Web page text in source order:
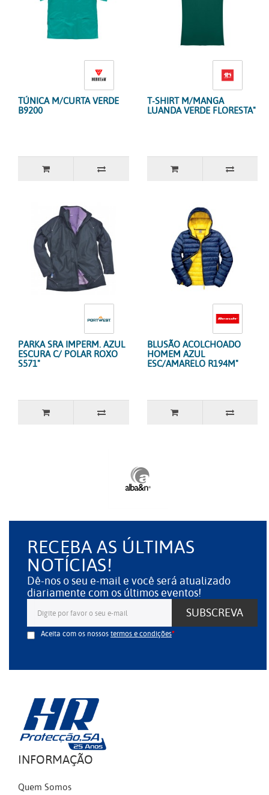
TÚNICA M/CURTA VERDE
B9200
T-SHIRT M/MANGA
LUANDA VERDE FLORESTA"
PARKA SRA IMPERM. AZUL
ESCURA C/ POLAR ROXO
S571"
BLUSÃO ACOLCHOADO
HOMEM AZUL
ESC/AMARELO R194M"
RECEBA AS ÚLTIMAS
NOTÍCIAS!
Dê-nos o seu e-mail e você será atualizado
diariamente com os últimos eventos!
SUBSCREVA
Aceita com os nossostermos e condições
INFORMAÇÃO
Quem Somos